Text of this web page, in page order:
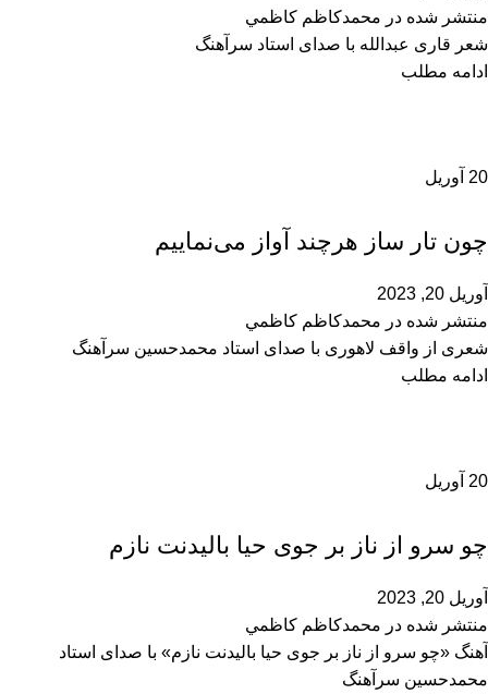
منتشر شده در محمدكاظم كاظمي
شعر قاری عبدالله با صدای استاد سرآهنگ
ادامه مطلب
20 آوریل
چون تار ساز هرچند آواز می‌نماییم
آوریل 20, 2023
منتشر شده در محمدكاظم كاظمي
شعری از واقف لاهوری با صدای استاد محمدحسین سرآهنگ
ادامه مطلب
20 آوریل
چو سرو از ناز بر جوی حیا بالیدنت نازم
آوریل 20, 2023
منتشر شده در محمدكاظم كاظمي
آهنگ «چو سرو از ناز بر جوی حیا بالیدنت نازم» با صدای استاد
محمدحسین سرآهنگ